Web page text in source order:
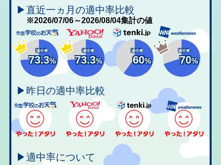
▶直近一ヵ月の適中率比較
※2026/07/06～2026/08/04集計の値
適中率
73.3%
適中率
73.3%
適中率
60%
適中率
70%
▶昨日の適中率比較
▶適中率について